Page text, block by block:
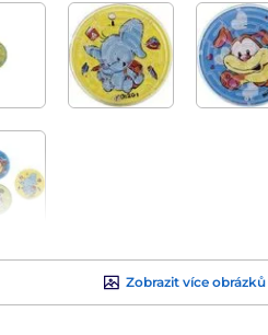
Zobrazit více obrázků